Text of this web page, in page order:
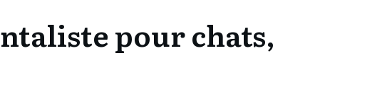
pour chats,